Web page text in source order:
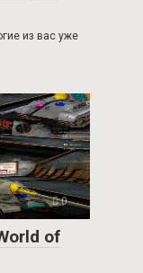
из вас уже
0
of